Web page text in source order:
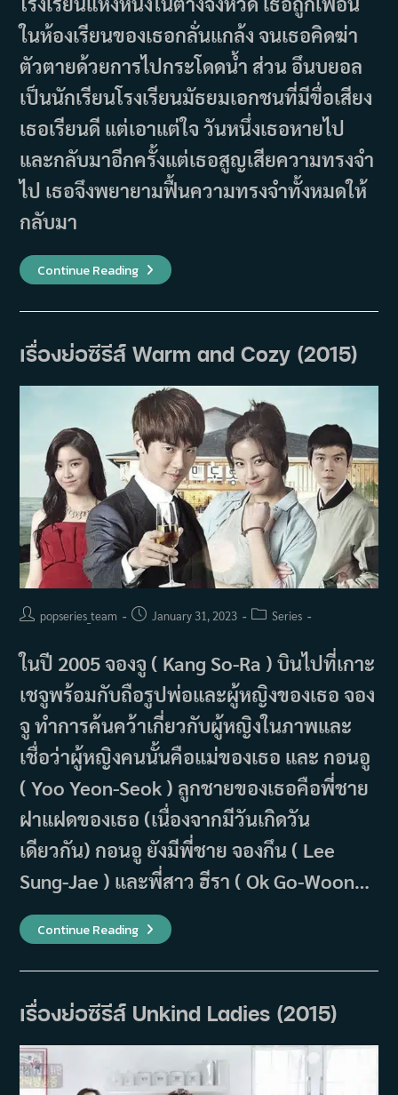
ในห้องเรียนของเธอกลั่นแกล้ง จนเธอคิดฆ่า
ตัวตายด้วยการไปกระโดดน้ำ ส่วน อึนบยอล
เป็นนักเรียนโรงเรียนมัธยมเอกชนที่มีขื่อเสียง
เธอเรียนดี แต่เอาแต่ใจ วันหนึ่งเธอหายไป
และกลับมาอีกครั้งแต่เธอสูญเสียความทรงจำ
ไป เธอจึงพยายามฟื้นความทรงจำทั้งหมดให้
กลับมา
Continue Readingเรื่อง
ย่อ
รีส์
You:
School
เรื่องย่อซีรีส์ Warm and Cozy (2015)
Postpopseries_team
PostJanuary 31, 2023
PostSeries
ในปี 2005 จองจู ( Kang So-Ra ) บินไปที่เกาะ
เชจูพร้อมกับถือรูปพ่อและผู้หญิงของเธอ จอง
จู ทำการค้นคว้าเกี่ยวกับผู้หญิงในภาพและ
เชื่อว่าผู้หญิงคนนั้นคือแม่ของเธอ และ กอนอู
( Yoo Yeon-Seok ) ลูกชายของเธอคือพี่ชาย
ฝาแฝดของเธอ (เนื่องจากมีวันเกิดวัน
เดียวกัน) กอนอู ยังมีพี่ชาย จองกึน ( Lee
Sung-Jae ) และพี่สาว ฮีรา ( Ok Go-Woon…
Continue Readingเรื่อง
ย่อ
Warm
Cozy
(2015)
เรื่องย่อซีรีส์ Unkind Ladies (2015)